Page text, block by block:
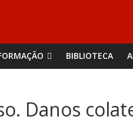
BIBLIOTECA
Danos